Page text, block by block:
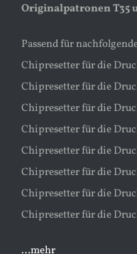
Originalpatronen T35
Passend für
Chipresetter für die
Chipresetter für die
Chipresetter für die
Chipresetter für die
Chipresetter für die
Chipresetter für die
Chipresetter für die
Chipresetter für die
…mehr